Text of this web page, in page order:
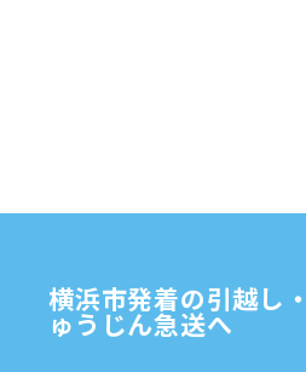
2024年9月
2024年7月
横浜市発着の引越し
ゅうじん急送へ